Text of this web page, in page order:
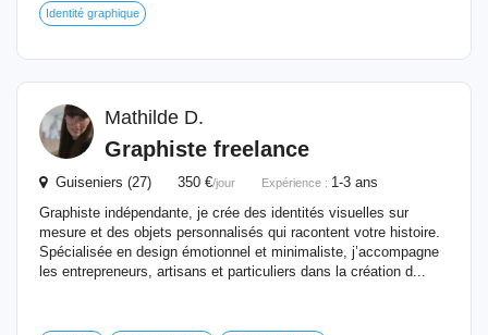
Identité graphique
Mathilde D.
Graphiste freelance
Guiseniers (27) 350 €/jour Expérience : 1-3 ans
Graphiste indépendante, je crée des identités visuelles sur
mesure et des objets personnalisés qui racontent votre histoire.
Spécialisée en design émotionnel et minimaliste, j’accompagne
les entrepreneurs, artisans et particuliers dans la création d...